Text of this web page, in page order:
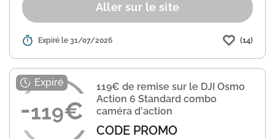
Aller sur le site
Détails : Joybuy propose une offre de 60€ de
processeur AMD Ryzen 5 7640HS.
Utilisez le code promo "FIREBAT60"
lors de votre commande pour béné...En
savoir plus
Expiré le 31/07/2026 (14)
119
119€ de remise sur le DJI Osmo
Action 6 Standard combo
caméra d'action
CODE PROMO